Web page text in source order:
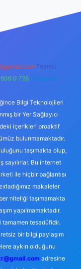
Teams:
0 726 Telegram:
Bilgi Teknolojileri
bir Yer Sağlayıcı
içerikleri proaktif
bulunmamaktadır.
taşımakta olup,
Bu internet
ile hiçbir bağlantısı
makaleler
niteliği taşımamakta
yapılmamaktadır.
tesadüfidir.
bir bilgi paylaşım
aykırı olduğunu
adresine